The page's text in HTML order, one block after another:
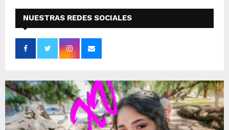
NUESTRAS REDES SOCIALES